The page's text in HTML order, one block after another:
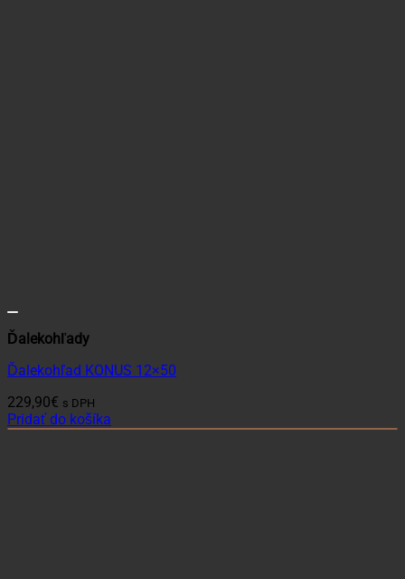
Ďalekohľady
Ďalekohľad KONUS 12×50
229,90€ s DPH
Pridať do košíka